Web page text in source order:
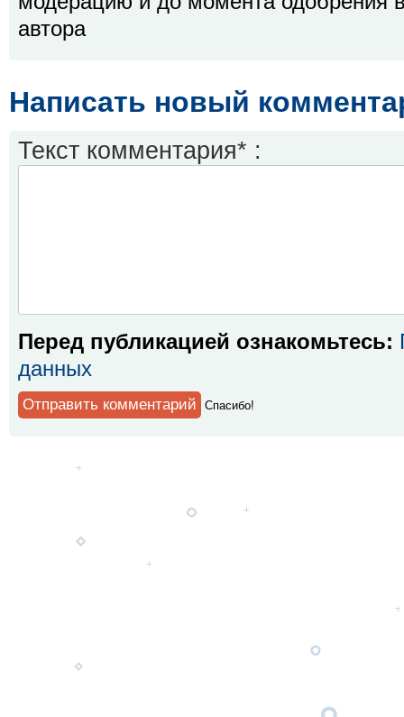
автора
Написать новый
Текст комментария* :
Перед публикацией ознакомьтесь:
данных
Спaсибо!